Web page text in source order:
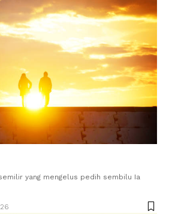
yang mengelus pedih sembilu Ia